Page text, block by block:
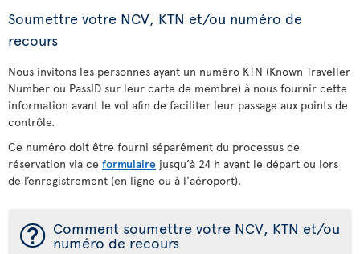
Soumettre votre NCV, KTN et/ou numéro de
recours
Nous invitons les personnes ayant un numéro KTN (Known Traveller
Number ou PassID sur leur carte de membre) à nous fournir cette
information avant le vol afin de faciliter leur passage aux points de
contrôle.
Ce numéro doit être fourni séparément du processus de
réservation via ce formulaire jusqu’à 24 h avant le départ ou lors
de l’enregistrement (en ligne ou à l'aéroport).
¯ Comment soumettre votre NCV, KTN et/ou
numéro de recours